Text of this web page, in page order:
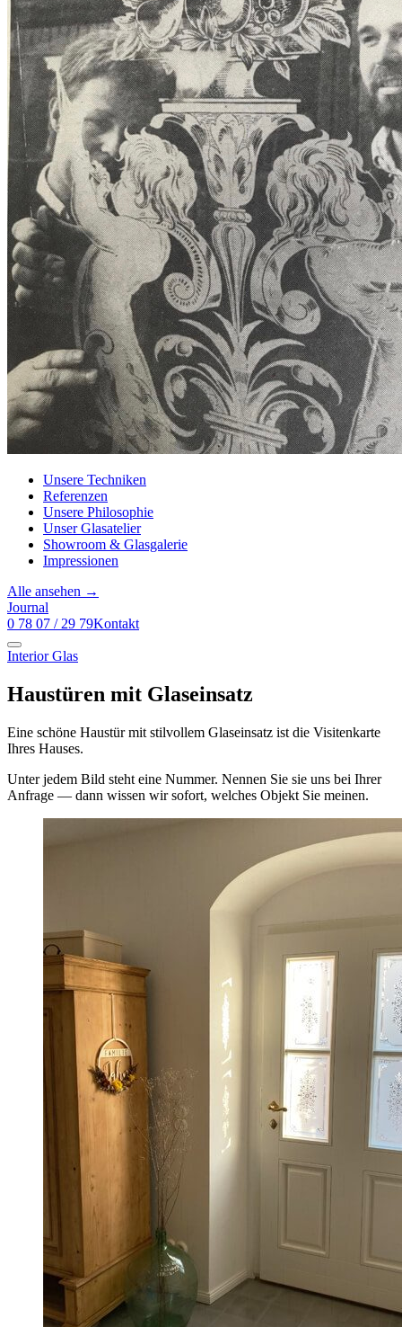
Unsere Techniken
Referenzen
Unsere Philosophie
Unser Glasatelier
Showroom & Glasgalerie
Impressionen
Alle ansehen →
Journal
0 78 07 / 29 79Kontakt
Interior Glas
Haustüren mit Glaseinsatz
Eine schöne Haustür mit stilvollem Glaseinsatz ist die Visitenkarte
Ihres Hauses.
Unter jedem Bild steht eine Nummer. Nennen Sie sie uns bei Ihrer
Anfrage — dann wissen wir sofort, welches Objekt Sie meinen.